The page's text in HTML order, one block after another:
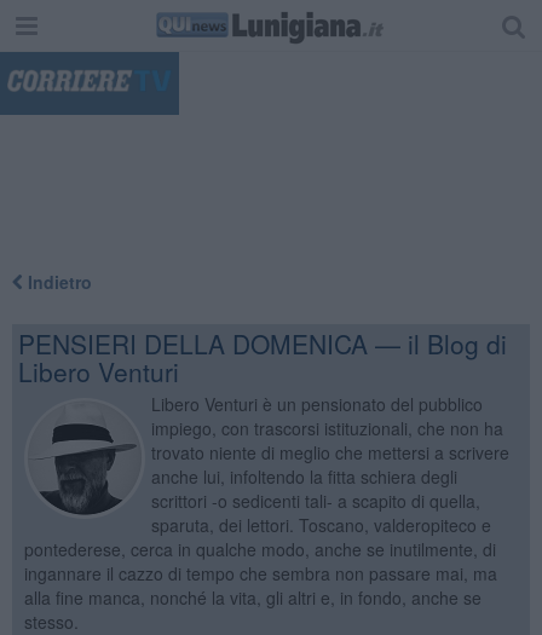
Indietro
PENSIERI DELLA DOMENICA — il Blog di
Libero Venturi
Libero Venturi è un pensionato del pubblico
impiego, con trascorsi istituzionali, che non ha
trovato niente di meglio che mettersi a scrivere
anche lui, infoltendo la fitta schiera degli
scrittori -o sedicenti tali- a scapito di quella,
sparuta, dei lettori. Toscano, valderopiteco e
pontederese, cerca in qualche modo, anche se inutilmente, di
ingannare il cazzo di tempo che sembra non passare mai, ma
alla fine manca, nonché la vita, gli altri e, in fondo, anche se
stesso.